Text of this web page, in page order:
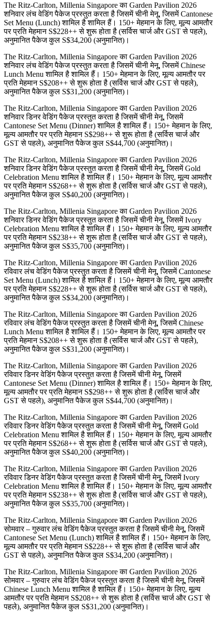
The Ritz-Carlton, Millenia Singapore का Garden Pavilion 2026
शनिवार लंच वेडिंग पैकेज प्रस्तुत करता है जिसमें चीनी मेनू, जिसमें Cantonese
Set Menu (Lunch) शामिल है शामिल हैं। 150+ मेहमान के लिए, मूल्य आमतौर
पर प्रति मेहमान S$228++ से शुरू होता है (सर्विस चार्ज और GST से पहले),
अनुमानित पैकेज कुल S$34,200 (अनुमानित)।
The Ritz-Carlton, Millenia Singapore का Garden Pavilion 2026
शनिवार लंच वेडिंग पैकेज प्रस्तुत करता है जिसमें चीनी मेनू, जिसमें Chinese
Lunch Menu शामिल है शामिल हैं। 150+ मेहमान के लिए, मूल्य आमतौर पर
प्रति मेहमान S$208++ से शुरू होता है (सर्विस चार्ज और GST से पहले),
अनुमानित पैकेज कुल S$31,200 (अनुमानित)।
The Ritz-Carlton, Millenia Singapore का Garden Pavilion 2026
शनिवार डिनर वेडिंग पैकेज प्रस्तुत करता है जिसमें चीनी मेनू, जिसमें
Cantonese Set Menu (Dinner) शामिल है शामिल हैं। 150+ मेहमान के लिए,
मूल्य आमतौर पर प्रति मेहमान S$298++ से शुरू होता है (सर्विस चार्ज और
GST से पहले), अनुमानित पैकेज कुल S$44,700 (अनुमानित)।
The Ritz-Carlton, Millenia Singapore का Garden Pavilion 2026
शनिवार डिनर वेडिंग पैकेज प्रस्तुत करता है जिसमें चीनी मेनू, जिसमें Gold
Celebration Menu शामिल है शामिल हैं। 150+ मेहमान के लिए, मूल्य आमतौर
पर प्रति मेहमान S$268++ से शुरू होता है (सर्विस चार्ज और GST से पहले),
अनुमानित पैकेज कुल S$40,200 (अनुमानित)।
The Ritz-Carlton, Millenia Singapore का Garden Pavilion 2026
शनिवार डिनर वेडिंग पैकेज प्रस्तुत करता है जिसमें चीनी मेनू, जिसमें Ivory
Celebration Menu शामिल है शामिल हैं। 150+ मेहमान के लिए, मूल्य आमतौर
पर प्रति मेहमान S$238++ से शुरू होता है (सर्विस चार्ज और GST से पहले),
अनुमानित पैकेज कुल S$35,700 (अनुमानित)।
The Ritz-Carlton, Millenia Singapore का Garden Pavilion 2026
रविवार लंच वेडिंग पैकेज प्रस्तुत करता है जिसमें चीनी मेनू, जिसमें Cantonese
Set Menu (Lunch) शामिल है शामिल हैं। 150+ मेहमान के लिए, मूल्य आमतौर
पर प्रति मेहमान S$228++ से शुरू होता है (सर्विस चार्ज और GST से पहले),
अनुमानित पैकेज कुल S$34,200 (अनुमानित)।
The Ritz-Carlton, Millenia Singapore का Garden Pavilion 2026
रविवार लंच वेडिंग पैकेज प्रस्तुत करता है जिसमें चीनी मेनू, जिसमें Chinese
Lunch Menu शामिल है शामिल हैं। 150+ मेहमान के लिए, मूल्य आमतौर पर
प्रति मेहमान S$208++ से शुरू होता है (सर्विस चार्ज और GST से पहले),
अनुमानित पैकेज कुल S$31,200 (अनुमानित)।
The Ritz-Carlton, Millenia Singapore का Garden Pavilion 2026
रविवार डिनर वेडिंग पैकेज प्रस्तुत करता है जिसमें चीनी मेनू, जिसमें
Cantonese Set Menu (Dinner) शामिल है शामिल हैं। 150+ मेहमान के लिए,
मूल्य आमतौर पर प्रति मेहमान S$298++ से शुरू होता है (सर्विस चार्ज और
GST से पहले), अनुमानित पैकेज कुल S$44,700 (अनुमानित)।
The Ritz-Carlton, Millenia Singapore का Garden Pavilion 2026
रविवार डिनर वेडिंग पैकेज प्रस्तुत करता है जिसमें चीनी मेनू, जिसमें Gold
Celebration Menu शामिल है शामिल हैं। 150+ मेहमान के लिए, मूल्य आमतौर
पर प्रति मेहमान S$268++ से शुरू होता है (सर्विस चार्ज और GST से पहले),
अनुमानित पैकेज कुल S$40,200 (अनुमानित)।
The Ritz-Carlton, Millenia Singapore का Garden Pavilion 2026
रविवार डिनर वेडिंग पैकेज प्रस्तुत करता है जिसमें चीनी मेनू, जिसमें Ivory
Celebration Menu शामिल है शामिल हैं। 150+ मेहमान के लिए, मूल्य आमतौर
पर प्रति मेहमान S$238++ से शुरू होता है (सर्विस चार्ज और GST से पहले),
अनुमानित पैकेज कुल S$35,700 (अनुमानित)।
The Ritz-Carlton, Millenia Singapore का Garden Pavilion 2026
सोमवार – गुरुवार लंच वेडिंग पैकेज प्रस्तुत करता है जिसमें चीनी मेनू, जिसमें
Cantonese Set Menu (Lunch) शामिल है शामिल हैं। 150+ मेहमान के लिए,
मूल्य आमतौर पर प्रति मेहमान S$228++ से शुरू होता है (सर्विस चार्ज और
GST से पहले), अनुमानित पैकेज कुल S$34,200 (अनुमानित)।
The Ritz-Carlton, Millenia Singapore का Garden Pavilion 2026
सोमवार – गुरुवार लंच वेडिंग पैकेज प्रस्तुत करता है जिसमें चीनी मेनू, जिसमें
Chinese Lunch Menu शामिल है शामिल हैं। 150+ मेहमान के लिए, मूल्य
आमतौर पर प्रति मेहमान S$208++ से शुरू होता है (सर्विस चार्ज और GST से
पहले), अनुमानित पैकेज कुल S$31,200 (अनुमानित)।